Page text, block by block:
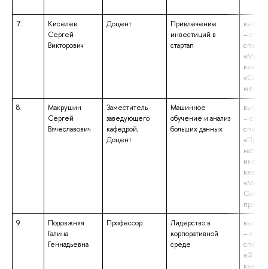
7.
Киселев
Сергей
Викторович
Доцент
Привлечение
инвестиций в
стартап
–
8.
Макрушин
Сергей
Вячеславович
Заместитель
заведующего
кафедрой;
Доцент
Машинное
обучение и анализ
больших данных
–
9.
Подовжняя
Галина
Геннадьевна
Профессор
Лидерство в
корпоративной
среде
–